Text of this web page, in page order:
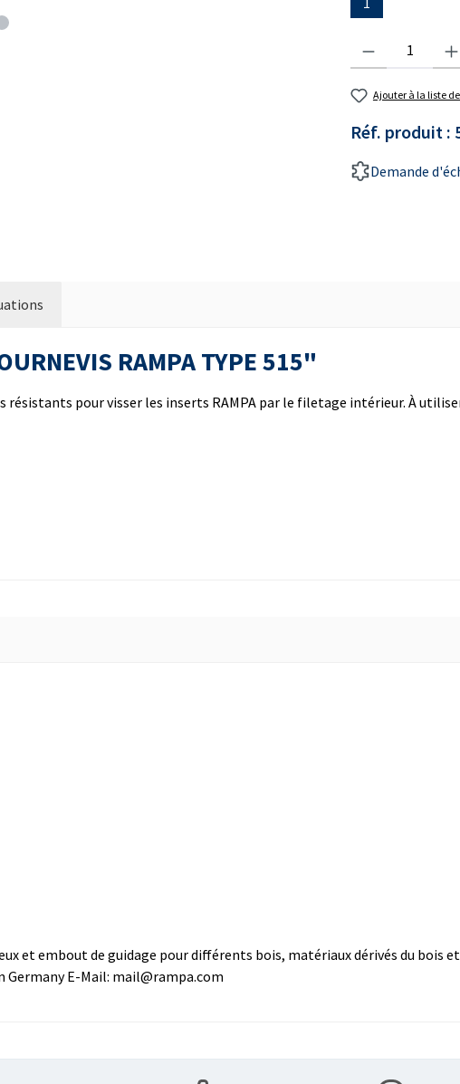
Ajouter à la liste
Réf. produit :
Demande
RAMPA TYPE 515"
résistants pour visser les inserts RAMPA par le filetage intérieur. À
et embout de guidage pour différents bois, matériaux dérivés du
Germany E-Mail: mail@rampa.com